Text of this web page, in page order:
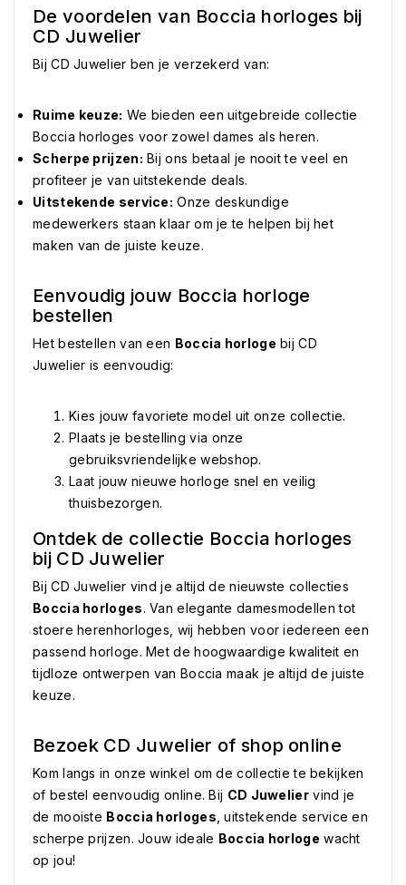
De voordelen van Boccia horloges bij
CD Juwelier
Bij CD Juwelier ben je verzekerd van:
Ruime keuze: We bieden een uitgebreide collectie
Boccia horloges voor zowel dames als heren.
Scherpe prijzen: Bij ons betaal je nooit te veel en
profiteer je van uitstekende deals.
Uitstekende service: Onze deskundige
medewerkers staan klaar om je te helpen bij het
maken van de juiste keuze.
Eenvoudig jouw Boccia horloge
bestellen
Het bestellen van een Boccia horloge bij CD
Juwelier is eenvoudig:
Kies jouw favoriete model uit onze collectie.
Plaats je bestelling via onze
gebruiksvriendelijke webshop.
Laat jouw nieuwe horloge snel en veilig
thuisbezorgen.
Ontdek de collectie Boccia horloges
bij CD Juwelier
Bij CD Juwelier vind je altijd de nieuwste collecties
Boccia horloges. Van elegante damesmodellen tot
stoere herenhorloges, wij hebben voor iedereen een
passend horloge. Met de hoogwaardige kwaliteit en
tijdloze ontwerpen van Boccia maak je altijd de juiste
keuze.
Bezoek CD Juwelier of shop online
Kom langs in onze winkel om de collectie te bekijken
of bestel eenvoudig online. Bij CD Juweliervind je
de mooiste Boccia horloges , uitstekende service en
scherpe prijzen. Jouw ideale Boccia horloge wacht
op jou!